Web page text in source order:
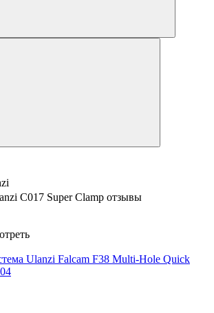
C017 Super Clamp отзывы
Ulanzi Falcam F38 Multi-Hole Quick